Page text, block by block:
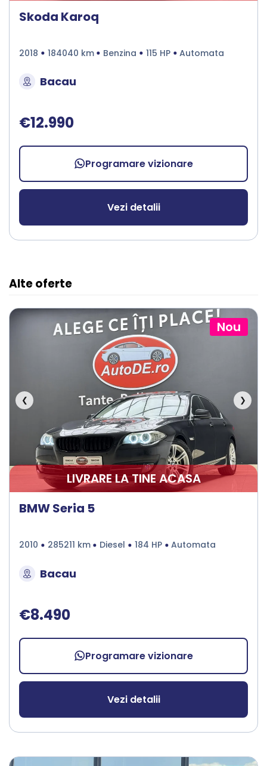
Skoda Karoq
2018 184040 km Benzina 115 HP Automata
Bacau
€12.990
Programare vizionare
Vezi detalii
Alte oferte
Nou
❮ ❯
LIVRARE LA TINE ACASA
BMW Seria 5
2010 285211 km Diesel 184 HP Automata
Bacau
€8.490
Programare vizionare
Vezi detalii